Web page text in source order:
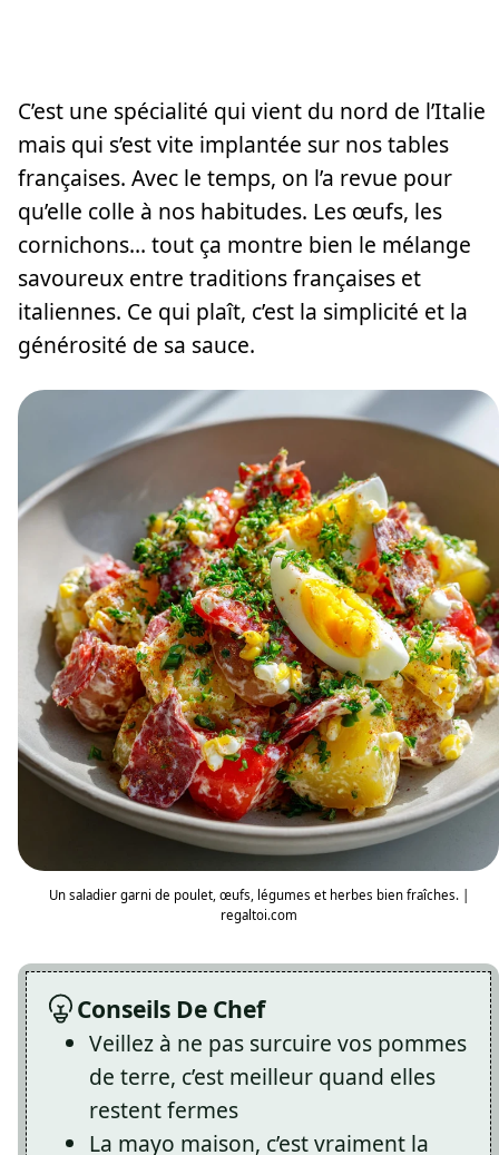
C’est une spécialité qui vient du nord de l’Italie
mais qui s’est vite implantée sur nos tables
françaises. Avec le temps, on l’a revue pour
qu’elle colle à nos habitudes. Les œufs, les
cornichons… tout ça montre bien le mélange
savoureux entre traditions françaises et
italiennes. Ce qui plaît, c’est la simplicité et la
générosité de sa sauce.
Un saladier garni de poulet, œufs, légumes et herbes bien fraîches. |
regaltoi.com
Conseils De Chef
Veillez à ne pas surcuire vos pommes
de terre, c’est meilleur quand elles
restent fermes
La mayo maison, c’est vraiment la